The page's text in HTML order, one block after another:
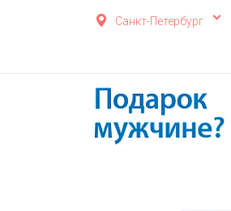
Санкт-Петербург